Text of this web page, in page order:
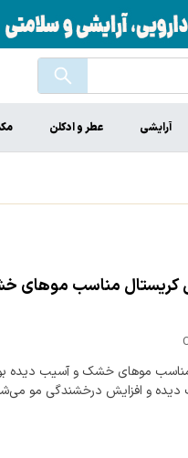
آرایشی عطر و ادکلن
کریستال مناسب
موهای خشک و آسیب دیده
و افزایش درخشندگی مو